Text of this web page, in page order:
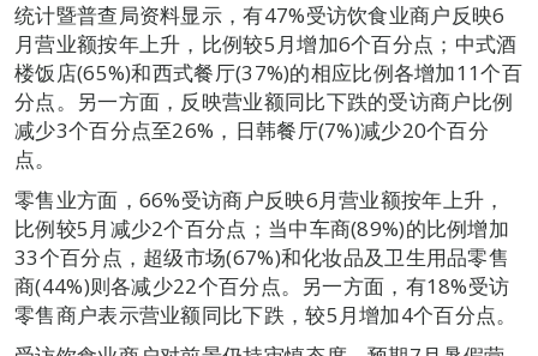
统计暨普查局资料显示，有47%受访饮食业商户反映6
月营业额按年上升，比例较5月增加6个百分点；中式酒
楼饭店(65%)和西式餐厅(37%)的相应比例各增加11个百
分点。另一方面，反映营业额同比下跌的受访商户比例
减少3个百分点至26%，日韩餐厅(7%)减少20个百分
点。
零售业方面，66%受访商户反映6月营业额按年上升，
比例较5月减少2个百分点；当中车商(89%)的比例增加
33个百分点，超级市场(67%)和化妆品及卫生用品零售
商(44%)则各减少22个百分点。另一方面，有18%受访
零售商户表示营业额同比下跌，较5月增加4个百分点。